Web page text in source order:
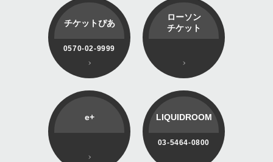
チケットぴあ
0570-02-9999
ローソン
チケット
e+ LIQUIDROOM
03-5464-0800